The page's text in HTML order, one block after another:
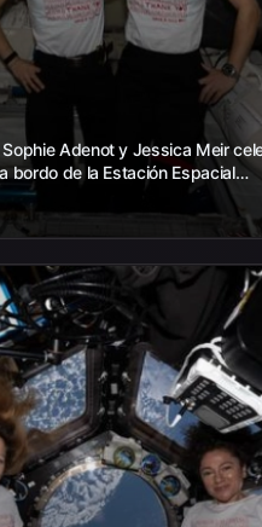
Adenot y Jessica Meir
bordo de la Estación Espacial